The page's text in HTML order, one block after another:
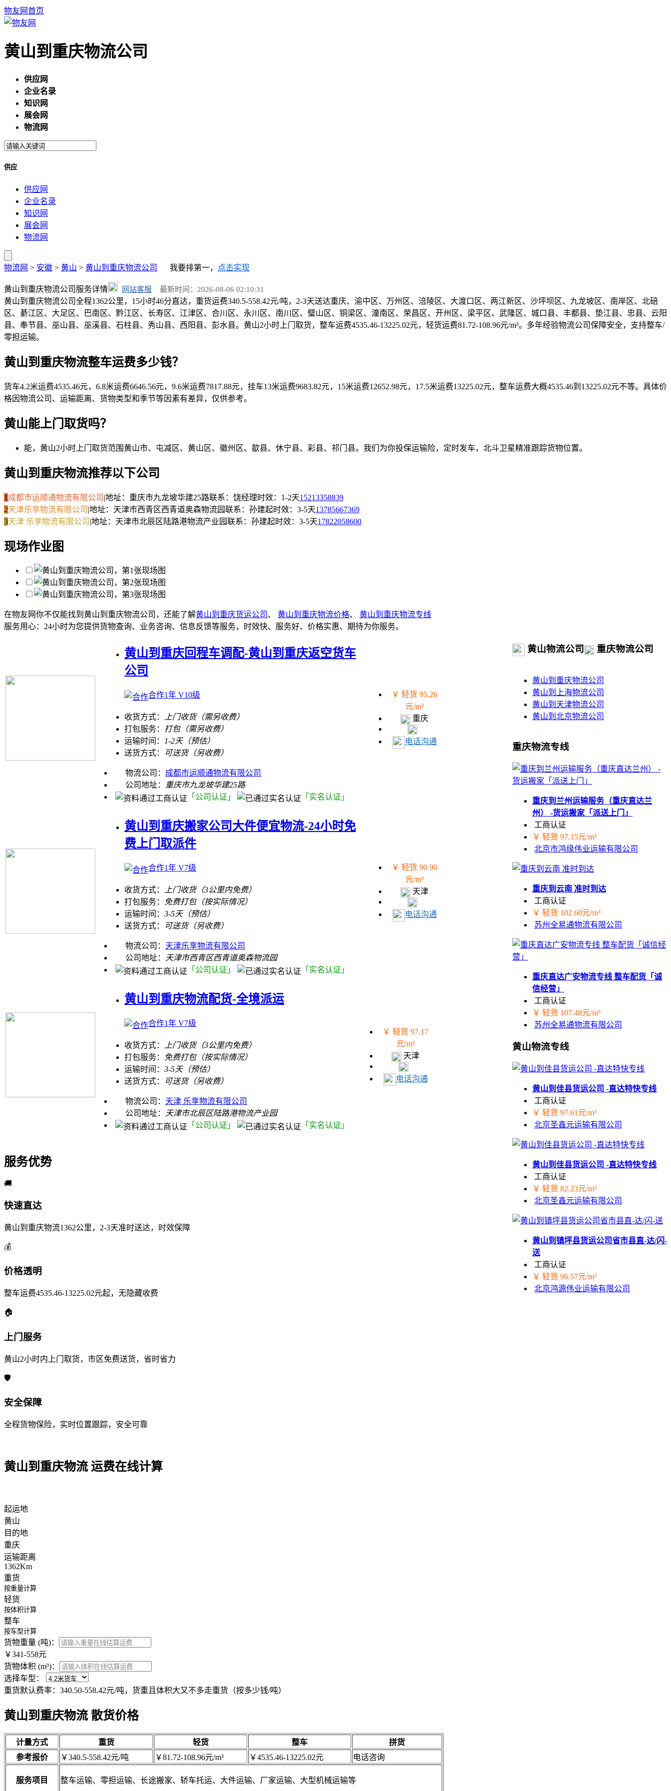
物友网首页
黄山到重庆物流公司
供应网
企业名录
知识网
展会网
物流网
供应
供应网
企业名录
知识网
展会网
物流网
物流网 > 安徽 > 黄山 > 黄山到重庆物流公司 我要排第一， 点击实现
黄山到重庆物流公司服务详情 网站客服 最新时间：2026-08-06 02:10:31
黄山到重庆物流公司全程1362公里，15小时46分直达，重货运费340.5-558.42元/吨，2-3天送达重庆、渝中区、万州区、涪陵区、大渡口区、两江新区、沙坪坝区、九龙坡区、南岸区、北碚
区、綦江区、大足区、巴南区、黔江区、长寿区、江津区、合川区、永川区、南川区、璧山区、铜梁区、潼南区、荣昌区、开州区、梁平区、武隆区、城口县、丰都县、垫江县、忠县、云阳
县、奉节县、巫山县、巫溪县、石柱县、秀山县、西阳县、彭水县。黄山2小时上门取货，整车运费4535.46-13225.02元，轻货运费81.72-108.96元/m³。多年经验物流公司保障安全，支持整车/
零担运输。
黄山到重庆物流整车运费多少钱？
货车4.2米运费4535.46元，6.8米运费6646.56元，9.6米运费7817.88元，挂车13米运费9683.82元，15米运费12652.98元，17.5米运费13225.02元，整车运费大概4535.46到13225.02元不等。具体价
格因物流公司、运输距离、货物类型和季节等因素有差异，仅供参考。
黄山能上门取货吗？
能，黄山2小时上门取货范围黄山市、屯减区、黄山区、徽州区、歙县、休宁县、彩县、祁门县。我们为你投保运输险，定时发车，北斗卫星精准跟踪货物位置。
黄山到重庆物流推荐以下公司
1 成都市运顺通物流有限公司 |地址：重庆市九龙坡华建25路联系：饶经理时效：1-2天15213358839
2天津乐享物流有限公司 |地址：天津市西青区西青道奥森物流园联系：孙建起时效：3-5天13785667369
3天津 乐享物流有限公司 |地址：天津市北辰区陆路港物流产业园联系：孙建起时效：3-5天17822058600
现场作业图
在物友网你不仅能找到黄山到重庆物流公司，还能了解黄山到重庆货运公司 、 黄山到重庆物流价格、 黄山到重庆物流专线
服务用心： 24小时为您提供货物查询、业务咨询、信息反馈等服务，时效快、服务好、价格实惠、期待为你服务。
黄山到重庆回程车调配-黄山到重庆返空货车
公司
合作1年 V10级
收货方式：
上门收货（需另收费）
打包服务： 打包（需另收费）
运输时间：
1-2天（预估）
送货方式：
可送货（另收费）
物流公司： 成都市运顺通物流有限公司
公司地址：
重庆市九龙坡华建25路
「公司认证」
「实名认证」
￥ 轻货 95.26
元/m³
重庆
电话沟通
黄山到重庆搬家公司大件便宜物流-24小时免
费上门取派件
合作1年 V7级
收货方式：
上门收货（3公里内免费）
打包服务：
免费打包（按实际情况）
运输时间： 3-5天（预估）
送货方式：
可送货（另收费）
物流公司： 天津乐享物流有限公司
公司地址：
天津市西青区西青道奥森物流园
「公司认证」
「实名认证」
￥ 轻货 90.90
元/m³
天津
电话沟通
黄山到重庆物流配货-全境派运
合作1年 V7级
收货方式：
上门收货（3公里内免费）
打包服务：
免费打包（按实际情况）
运输时间： 3-5天（预估）
送货方式：
可送货（另收费）
物流公司： 天津 乐享物流有限公司
公司地址：
天津市北辰区陆路港物流产业园
「公司认证」
「实名认证」
￥ 轻货 97.17
元/m³
天津
电话沟通
服务优势
🚚
快速直达
黄山到重庆物流1362公里，2-3天准时送达，时效保障
💰
价格透明
整车运费4535.46-13225.02元起，无隐藏收费
🏠
上门服务
黄山2小时内上门取货，市区免费送货，省时省力
🛡️
安全保障
全程货物保险，实时位置跟踪，安全可靠
黄山到重庆物流 运费在线计算
起运地
黄山
目的地
重庆
运输距离
1362Km
重货
按重量计算
轻货
按体积计算
整车
按车型计算
货物重量 (吨)：
￥341-558元
货物体积 (m³)：
选择车型：
重货默认费率：340.50-558.42元/吨，货重且体积大又不多走重货（按多少钱/吨）
黄山到重庆物流 散货价格
计量方式 重货 轻货 整车
拼货
参考报价
￥340.5-558.42元/吨 ￥81.72-108.96元/m³ ￥4535.46-13225.02元 电话咨询
服务项目 整车运输、零担运输、长途搬家、轿车托运、大件运输、厂家运输、大型机械运输等
黄山物流公司
黄山到重庆物流公司
黄山到上海物流公司
黄山到天津物流公司
黄山到北京物流公司
重庆物流公司
重庆物流专线
重庆到兰州运输服务（重庆直达兰
州） -货运搬家「派送上门」
工商认证
￥ 轻货 97.15元/m³
北京市鸿缘伟业运输有限公司
重庆到云南 准时到达
工商认证
￥ 轻货 102.60元/m³
苏州全易通物流有限公司
重庆直达广安物流专线 整车配货「诚
信经营」
工商认证
￥ 轻货 107.48元/m³
苏州全易通物流有限公司
黄山物流专线
黄山到佳县货运公司 -直达特快专线
工商认证
￥ 轻货 97.61元/m³
北京圣鑫元运输有限公司
黄山到佳县货运公司 -直达特快专线
工商认证
￥ 轻货 82.23元/m³
北京圣鑫元运输有限公司
黄山到镇坪县货运公司省市县直-达/闪-
送
工商认证
￥ 轻货 96.57元/m³
北京鸿源伟业运输有限公司